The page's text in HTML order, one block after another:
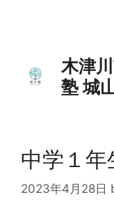
木津
塾 城
中学１
2023年4月28日